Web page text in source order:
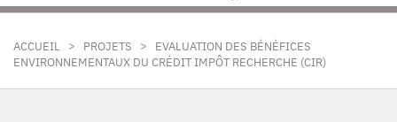
ACCUEIL > PROJETS >
EVALUATION DES BÉNÉFICES
ENVIRONNEMENTAUX DU CRÉDIT IMPÔT RECHERCHE (CIR)